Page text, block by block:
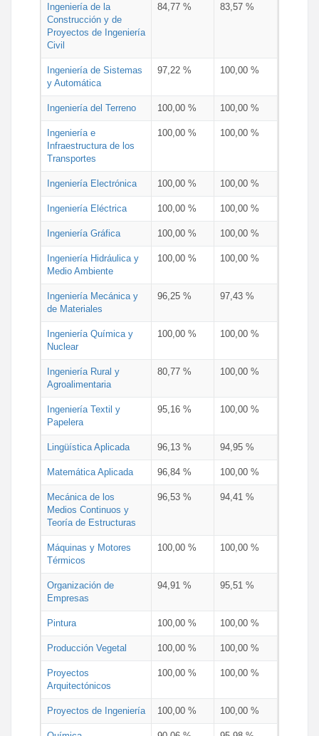
Ingeniería de la
Construcción y de
Proyectos de Ingeniería
Civil
84,77 % 83,57 %
Ingeniería de Sistemas
y Automática
97,22 % 100,00 %
Ingeniería del Terreno 100,00 % 100,00 %
Ingeniería e
Infraestructura de los
Transportes
100,00 % 100,00 %
Ingeniería Electrónica 100,00 % 100,00 %
Ingeniería Eléctrica 100,00 % 100,00 %
Ingeniería Gráfica 100,00 % 100,00 %
Ingeniería Hidráulica y
Medio Ambiente
100,00 % 100,00 %
Ingeniería Mecánica y
de Materiales
96,25 % 97,43 %
Ingeniería Química y
Nuclear
100,00 % 100,00 %
Ingeniería Rural y
Agroalimentaria
80,77 % 100,00 %
Ingeniería Textil y
Papelera
95,16 % 100,00 %
Lingüística Aplicada 96,13 % 94,95 %
Matemática Aplicada 96,84 % 100,00 %
Mecánica de los
Medios Continuos y
Teoría de Estructuras
96,53 % 94,41 %
Máquinas y Motores
Térmicos
100,00 % 100,00 %
Organización de
Empresas
94,91 % 95,51 %
Pintura 100,00 % 100,00 %
Producción Vegetal 100,00 % 100,00 %
Proyectos
Arquitectónicos
100,00 % 100,00 %
Proyectos de Ingeniería 100,00 % 100,00 %